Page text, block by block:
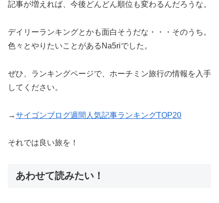
記事が増えれば、今後どんどん順位も変わるんだろうな。
デイリーランキングとかも面白そうだな・・・そのうち。
色々とやりたいことがあるNa5riでした。
ぜひ、ランキングページで、ホーチミン旅行の情報を入手
してください。
→サイゴンブログ週間人気記事ランキングTOP20
それでは良い旅を！
あわせて読みたい！